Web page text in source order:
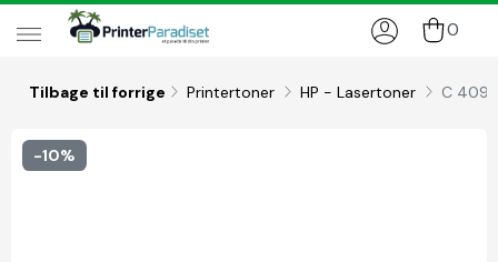
0
Tilbage til forrige Printertoner HP - Lasertoner C
-10%